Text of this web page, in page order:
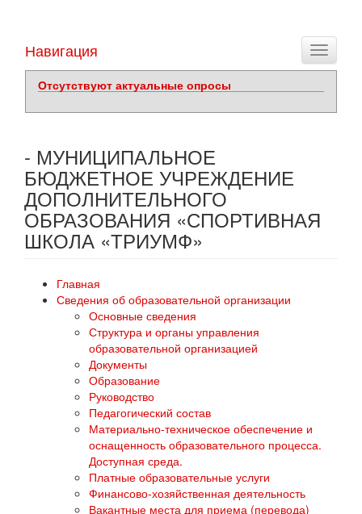
Toggle
Навигация
Отсутствуют актуальные опросы
- МУНИЦИПАЛЬНОЕ
БЮДЖЕТНОЕ УЧРЕЖДЕНИЕ
ДОПОЛНИТЕЛЬНОГО
ОБРАЗОВАНИЯ «СПОРТИВНАЯ
ШКОЛА «ТРИУМФ»
Главная
Сведения об образовательной организации
Основные сведения
Структура и органы управления
образовательной организацией
Документы
Образование
Руководство
Педагогический состав
Материально-техническое обеспечение и
оснащенность образовательного процесса.
Доступная среда.
Платные образовательные услуги
Финансово-хозяйственная деятельность
Вакантные места для приема (перевода)